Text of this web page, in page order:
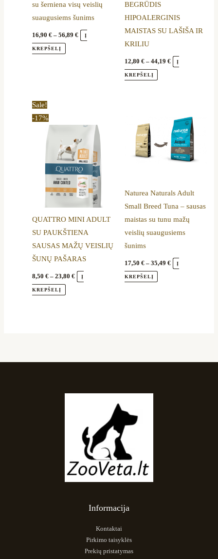
su šerniena visų veislių
suaugusiems šunims
16,90€ – 56,89€ Į
KREPŠELĮ
the
product
page
BEGRŪDIS
HIPOALERGINIS
MAISTAS SU LAŠIŠA IR
KRILIU
12,80 € – 44,19 € Į
KREPŠELĮ
the
product
page
Sale!
-17%
QUATTRO MINI ADULT
SU PAUKŠTIENA
SAUSAS MAŽŲ VEISLIŲ
ŠUNŲ PAŠARAS
8,50€ – 23,80€
through
23,80 €
Į
KREPŠELĮ
multiple
variants.
The
options
may
be
chosen
on
the
product
page
Naturea Naturals Adult
Small Breed Tuna – sausas
maistas su tunu mažų
veislių suaugusiems
šunims
17,50 € – 35,49 €
17,50 €
through
35,49 €
Į
KREPŠELĮ
product
multiple
variants.
may
be
chosen
on
product
Informacija
Kontaktai
Pirkimo taisyklės
Prekių pristatymas